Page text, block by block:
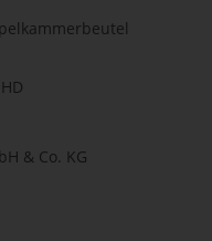
& Co. KG